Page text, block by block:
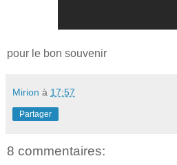
pour le bon souvenir
Mirion à 17:57
Partager
8 commentaires: